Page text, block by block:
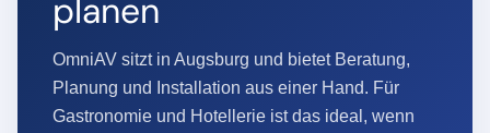
planen
OmniAV sitzt in Augsburg und bietet Beratung,
Planung und Installation aus einer Hand. Für
Gastronomie und Hotellerie ist das ideal, wenn